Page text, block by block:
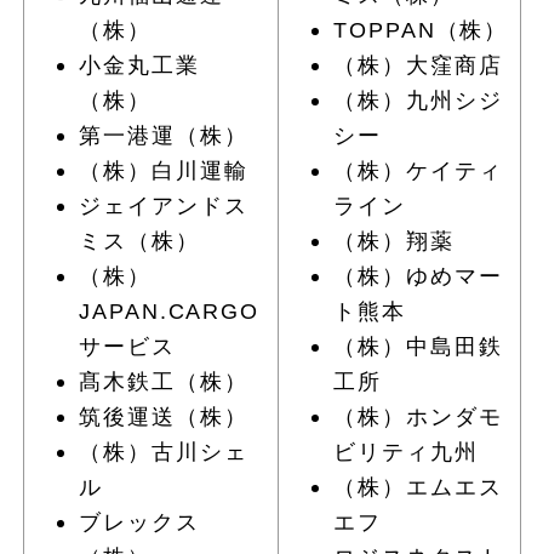
（株）
小金丸工業
（株）
第一港運（株）
（株）白川運輸
ジェイアンドス
ミス（株）
（株）
JAPAN.CARGO
サービス
髙木鉄工（株）
筑後運送（株）
（株）古川シェ
ル
ブレックス
TOPPAN（株）
（株）大窪商店
（株）九州シジ
シー
（株）ケイティ
ライン
（株）翔薬
（株）ゆめマー
ト熊本
（株）中島田鉄
工所
（株）ホンダモ
ビリティ九州
（株）エムエス
エフ